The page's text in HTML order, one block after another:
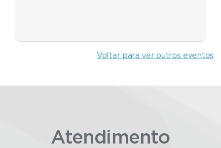
Voltar para ver outros eventos
Atendimento